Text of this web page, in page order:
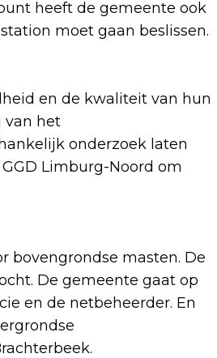
heeft de gemeente ook
moet gaan beslissen.
en de kwaliteit van hun
van het
onderzoek laten
Limburg-Noord om
bovengrondse masten. De
De gemeente gaat op
en de netbeheerder. En